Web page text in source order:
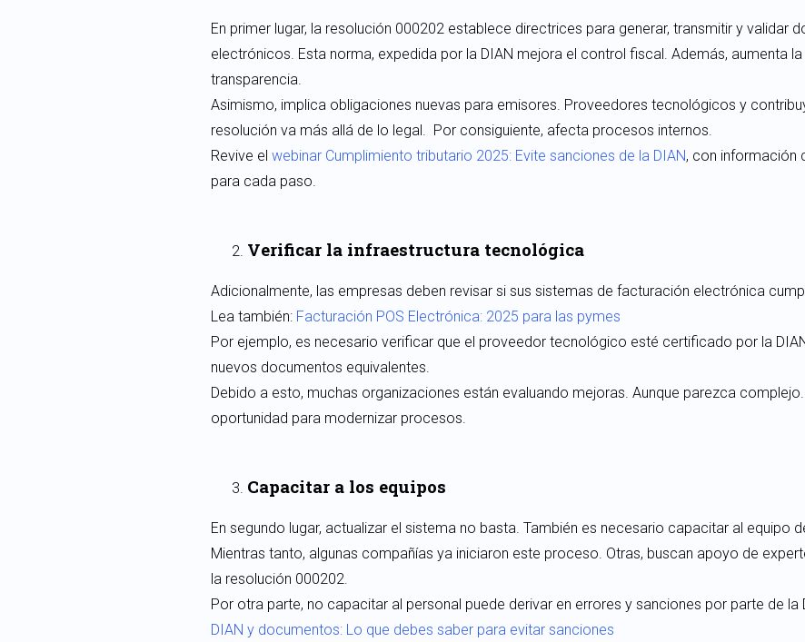
En primer lugar, la resolución 000202 establece directrices para generar, transmitir y validar
electrónicos. Esta norma, expedida por la DIAN mejora el control fiscal. Además, aumenta
transparencia.
Asimismo, implica obligaciones nuevas para emisores. Proveedores tecnológicos y
resolución va más allá de lo legal. Por consiguiente, afecta procesos internos.
Revive el webinar Cumplimiento tributario 2025: Evite sanciones de la DIAN, con información
para cada paso.
Verificar la infraestructura tecnológica
Adicionalmente, las empresas deben revisar si sus sistemas de facturación electrónica
Lea también: Facturación POS Electrónica: 2025 para las pymes
Por ejemplo, es necesario verificar que el proveedor tecnológico esté certificado por la
nuevos documentos equivalentes.
Debido a esto, muchas organizaciones están evaluando mejoras. Aunque parezca
oportunidad para modernizar procesos.
Capacitar a los equipos
En segundo lugar, actualizar el sistema no basta. También es necesario capacitar al equipo
Mientras tanto, algunas compañías ya iniciaron este proceso. Otras, buscan apoyo de
la resolución 000202.
Por otra parte, no capacitar al personal puede derivar en errores y sanciones por parte de la
DIAN y documentos: Lo que debes saber para evitar sanciones